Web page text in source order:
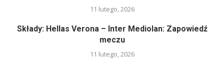
11 lutego, 2026
Składy: Hellas Verona – Inter Mediolan: Zapowiedź
meczu
11 lutego, 2026